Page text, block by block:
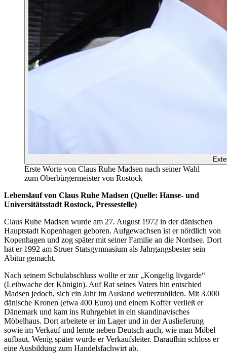
Erste Worte von Claus Ruhe Madsen nach seiner Wahl
zum Oberbürgermeister von Rostock
Lebenslauf von Claus Ruhe Madsen (Quelle: Hanse- und
Universitätsstadt Rostock, Pressestelle)
Claus Ruhe Madsen wurde am 27. August 1972 in der dänischen
Hauptstadt Kopenhagen geboren. Aufgewachsen ist er nördlich von
Kopenhagen und zog später mit seiner Familie an die Nordsee. Dort
hat er 1992 am Struer Statsgymnasium als Jahrgangsbester sein
Abitur gemacht.
Nach seinem Schulabschluss wollte er zur „Kongelig livgarde“
(Leibwache der Königin). Auf Rat seines Vaters hin entschied
Madsen jedoch, sich ein Jahr im Ausland weiterzubilden. Mit 3.000
dänische Kronen (etwa 400 Euro) und einem Koffer verließ er
Dänemark und kam ins Ruhrgebiet in ein skandinavisches
Möbelhaus. Dort arbeitete er im Lager und in der Auslieferung
sowie im Verkauf und lernte neben Deutsch auch, wie man Möbel
aufbaut. Wenig später wurde er Verkaufsleiter. Daraufhin schloss er
eine Ausbildung zum Handelsfachwirt ab.